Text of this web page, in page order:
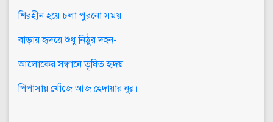
শিরহীন হয়ে চলা পুরনো সময়
বাড়ায় হৃদয়ে শুধু নিঠুর দহন-
আলোকের সন্ধানে তৃষিত হৃদয়
পিপাসায় খোঁজে আজ হেদায়ার নূর।